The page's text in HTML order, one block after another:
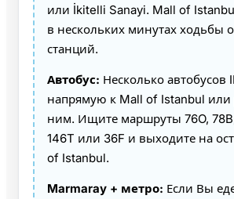
или İkitelli Sanayi. Mall of
в нескольких минутах ходьбы
станций.
Автобус: Несколько автобусов
напрямую к Mall of Istanbul или
ним. Ищите маршруты 76O,
146T или 36F и выходите на
of Istanbul.
Marmaray + метро: Если Вы